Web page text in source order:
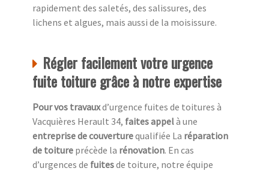
rapidement des saletés, des salissures, des
lichens et algues, mais aussi de la moisissure.
Régler facilement votre urgence
fuite toiture grâce à notre expertise
Pour vos travauxd’urgence fuites de toitures à
Vacquières Herault 34, faites appelà une
entreprise de couverturequalifiée La réparation
de toiture précède la rénovation. En cas
d’urgences de fuitesde toiture, notre équipe